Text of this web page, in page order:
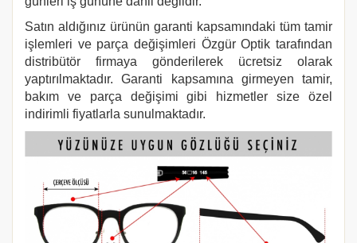
Satın aldığınız ürünün garanti kapsamındaki tüm tamir
işlemleri ve parça değişimleri Özgür Optik tarafından
distribütör firmaya gönderilerek ücretsiz olarak
yaptırılmaktadır. Garanti kapsamına girmeyen tamir,
bakım ve parça değişimi gibi hizmetler size özel
indirimli fiyatlarla sunulmaktadır.